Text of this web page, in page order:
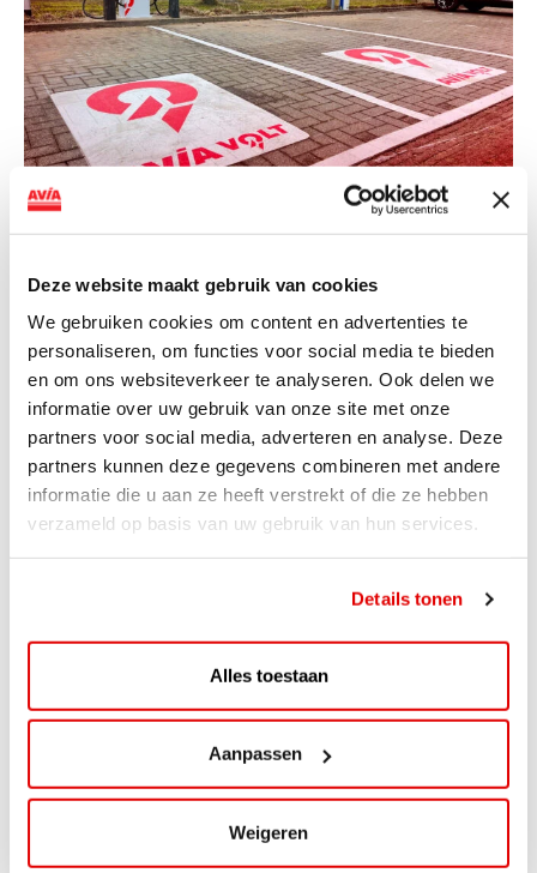
Deze website maakt gebruik van cookies
We gebruiken cookies om content en advertenties te
personaliseren, om functies voor social media te bieden
en om ons websiteverkeer te analyseren. Ook delen we
informatie over uw gebruik van onze site met onze
partners voor social media, adverteren en analyse. Deze
partners kunnen deze gegevens combineren met andere
informatie die u aan ze heeft verstrekt of die ze hebben
verzameld op basis van uw gebruik van hun services.
Details tonen
Alles toestaan
Aanpassen
Weigeren
NIEUWS
landelijke uitrol van DC-
snellaadinfrastructuur
van DC-snellaadinfrastructuur AVIA VOLT en...
Lees verder
ViaAVIA Super Deal: 20% korting bij